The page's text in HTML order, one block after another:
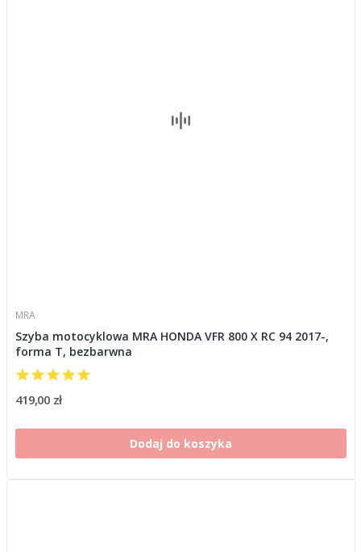
MRA
Szyba motocyklowa MRA HONDA VFR 800 X RC 94 2017-,
forma T, bezbarwna
419,00 zł
Dodaj do koszyka